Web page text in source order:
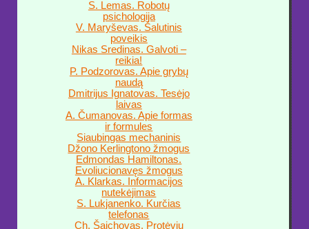
S. Lemas. Robotų
psichologija
V. Maryševas. Šalutinis
poveikis
Nikas Sredinas. Galvoti –
reikia!
P. Podzorovas. Apie grybų
naudą
Dmitrijus Ignatovas. Tesėjo
laivas
A. Čumanovas. Apie formas
ir formules
Siaubingas mechaninis
Džono Kerlingtono žmogus
Edmondas Hamiltonas.
Evoliucionavęs žmogus
A. Klarkas. Informacijos
nutekėjimas
S. Lukjanenko. Kurčias
telefonas
Ch. Šaichovas. Protėvių